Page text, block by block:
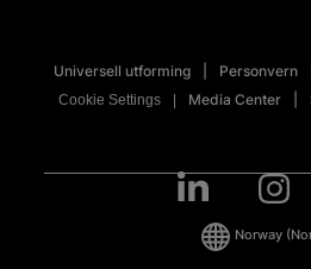
Universell utforming Personvern
Cookie Settings Media Center
Norway